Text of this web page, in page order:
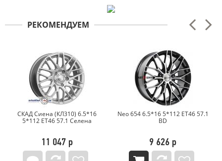
РЕКОМЕНДУЕМ
СКАД Сиена (КЛ310) 6.5*16
5*112 ET46 57.1 Селена
11 047 р
Neo 654 6.5*16 5*112 ET46 57.1
BD
9 626 р